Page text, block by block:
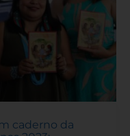
caderno da